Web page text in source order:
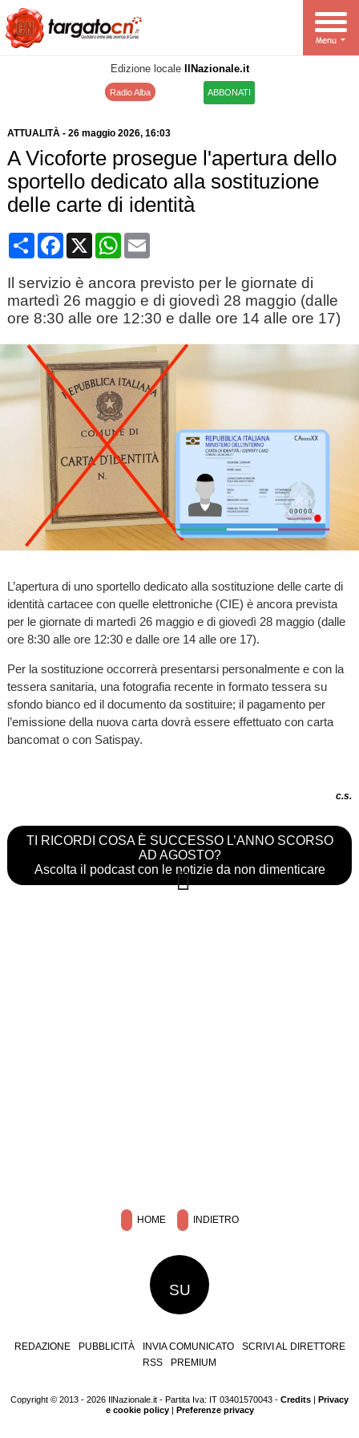
Edizione locale IlNazionale.it
Radio Alba ABBONATI
ATTUALITÀ- 26 maggio 2026, 16:03
A Vicoforte prosegue l'apertura dello
sportello dedicato alla sostituzione
delle carte di identità
CondividiFacebook
X WhatsApp
Email
Il servizio è ancora previsto per le giornate di
martedì 26 maggio e di giovedì 28 maggio (dalle
ore 8:30 alle ore 12:30 e dalle ore 14 alle ore 17)
L’apertura di uno sportello dedicato alla sostituzione delle carte di
identità cartacee con quelle elettroniche (CIE) è ancora prevista
per le giornate di martedì 26 maggio e di giovedì 28 maggio (dalle
ore 8:30 alle ore 12:30 e dalle ore 14 alle ore 17).
Per la sostituzione occorrerà presentarsi personalmente e con la
tessera sanitaria, una fotografia recente in formato tessera su
sfondo bianco ed il documento da sostituire; il pagamento per
l’emissione della nuova carta dovrà essere effettuato con carta
bancomat o con Satispay.
c.s.
TI RICORDI COSA È SUCCESSO L’ANNO SCORSO
AD AGOSTO?
Ascolta il podcast con le notizie da non dimenticare
HOME INDIETRO
SU
REDAZIONE PUBBLICITÀ INVIA COMUNICATO
SCRIVI AL DIRETTORE
RSS
PREMIUM
Copyright © 2013 - 2026 IlNazionale.it - Partita Iva: IT 03401570043 - Credits | Privacy
e cookie policy| Preferenze privacy